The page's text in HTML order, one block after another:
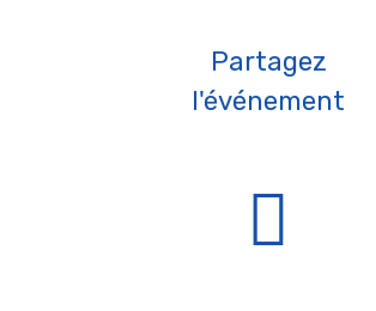
Partagez
l'événement